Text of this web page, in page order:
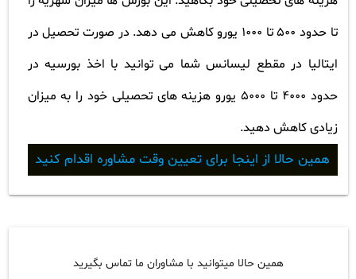
تا حدود 500 تا 1000 یورو کاهش می دهد. در صورت تحصیل در
ایتالیا در مقطع لیسانس شما می توانید با اخذ بورسیه در
حدود 4000 تا 5000 یورو هزینه های تحصیلی خود را به میزان
زیادی کاهش دهید.
همین حالا از اینجا برای تعیین وقت مشاوره اقدام کنید
همین حالا میتوانید با مشاوران ما تماس بگیرید